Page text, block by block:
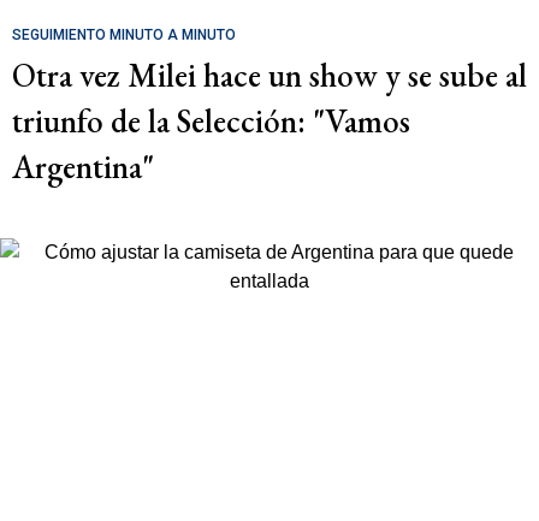
SEGUIMIENTO MINUTO A MINUTO
Otra vez Milei hace un show y se sube al
triunfo de la Selección: "Vamos
Argentina"